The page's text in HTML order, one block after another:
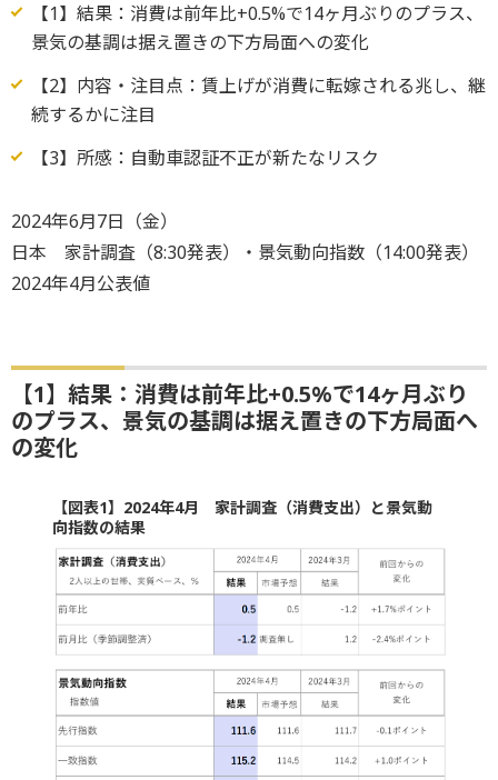
【1】結果：消費は前年比+0.5%で14ヶ月ぶりのプラス、
景気の基調は据え置きの下方局面への変化
【2】内容・注目点：賃上げが消費に転嫁される兆し、継
続するかに注目
【3】所感：自動車認証不正が新たなリスク
2024年6月7日（金）
日本 家計調査（8:30発表）・景気動向指数（14:00発表）
2024年4月公表値
【1】結果：消費は前年比+0.5%で14ヶ月ぶり
のプラス、景気の基調は据え置きの下方局面へ
の変化
【図表1】2024年4月 家計調査（消費支出）と景気動
向指数の結果